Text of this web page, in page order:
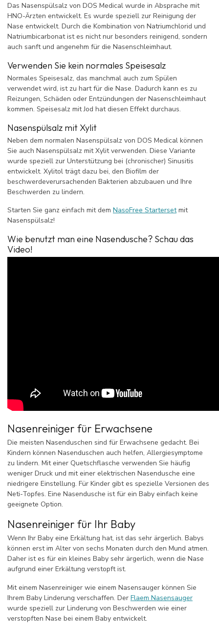
Das Nasenspülsalz von DOS Medical wurde in Absprache mit
HNO-Ärzten entwickelt. Es wurde speziell zur Reinigung der
Nase entwickelt. Durch die Kombination von Natriumchlorid und
Natriumbicarbonat ist es nicht nur besonders reinigend, sondern
auch sanft und angenehm für die Nasenschleimhaut.
Verwenden Sie kein normales Speisesalz
Normales Speisesalz, das manchmal auch zum Spülen
verwendet wird, ist zu hart für die Nase. Dadurch kann es zu
Reizungen, Schäden oder Entzündungen der Nasenschleimhaut
kommen. Speisesalz mit Jod hat diesen Effekt durchaus.
Nasenspülsalz mit Xylit
Neben dem normalen Nasenspülsalz von DOS Medical können
Sie auch Nasenspülsalz mit Xylit verwenden. Diese Variante
wurde speziell zur Unterstützung bei (chronischer) Sinusitis
entwickelt. Xylitol trägt dazu bei, den Biofilm der
beschwerdeverursachenden Bakterien abzubauen und Ihre
Beschwerden zu lindern.
Starten Sie ganz einfach mit dem NasoFree Startersetmit
Nasenspülsalz!
Wie benutzt man eine Nasendusche? Schau das
Video!
Nasenreiniger für Erwachsene
Die meisten Nasenduschen sind für Erwachsene gedacht. Bei
Kindern können Nasenduschen auch helfen, Allergiesymptome
zu lindern. Mit einer Quetschflasche verwenden Sie häufig
weniger Druck und mit einer elektrischen Nasendusche eine
niedrigere Einstellung. Für Kinder gibt es spezielle Versionen des
Neti-Topfes. Eine Nasendusche ist für ein Baby einfach keine
geeignete Option.
Nasenreiniger für Ihr Baby
Wenn Ihr Baby eine Erkältung hat, ist das sehr ärgerlich. Babys
können erst im Alter von sechs Monaten durch den Mund atmen.
Daher ist es für ein kleines Baby sehr ärgerlich, wenn die Nase
aufgrund einer Erkältung verstopft ist.
Mit einem Nasenreiniger wie einem Nasensauger können Sie
Ihrem Baby Linderung verschaffen. Der Flaem Nasensauger
wurde speziell zur Linderung von Beschwerden wie einer
verstopften Nase bei einem Baby entwickelt.